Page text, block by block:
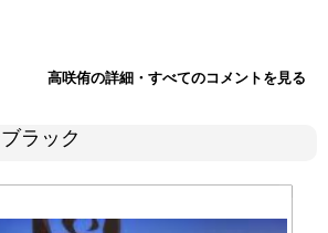
高咲侑の詳細・すべてのコメントを見る
ラック